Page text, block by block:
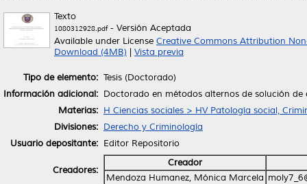
Texto
1080312928.pdf- Versión Aceptada
Available under License Creative Commons Attribution
Download (4MB)
Vista previa
Tipo de elemento: Tesis (Doctorado)
Información adicional: Doctorado en métodos alternos de solución de
Materias: H Ciencias sociales > HV Patología social,
Divisiones: Derecho y Criminología
Usuario depositante: Editor Repositorio
Creadores:
Creador
Mendoza Humanez, Mónica Marcela